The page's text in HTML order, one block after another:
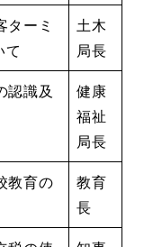
ーミ
て
土木
局長
認識及
健康
福祉
局長
教育の
教育
長